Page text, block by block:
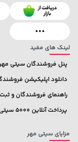
70,000 تومان
90,000
لینک های مفید
پنل فروشندگان سیتی
دانلود اپلیکیشن
راهنمای فروشندگان و
پرداخت آنلاین 5000 سیتی‌مهر
مزایای سیتی مهر